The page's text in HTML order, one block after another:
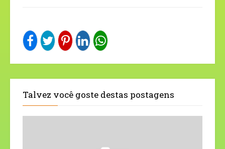
Talvez você goste destas postagens